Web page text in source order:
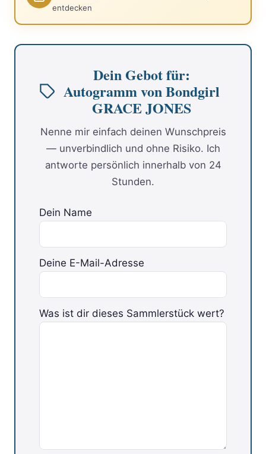
entdecken
Dein Gebot für:
Autogramm von Bondgirl
GRACE JONES
Nenne mir einfach deinen Wunschpreis
— unverbindlich und ohne Risiko. Ich
antworte persönlich innerhalb von 24
Stunden.
Dein Name
Deine E-Mail-Adresse
Bitte lasse dieses Feld leer.
Was ist dir dieses Sammlerstück wert?